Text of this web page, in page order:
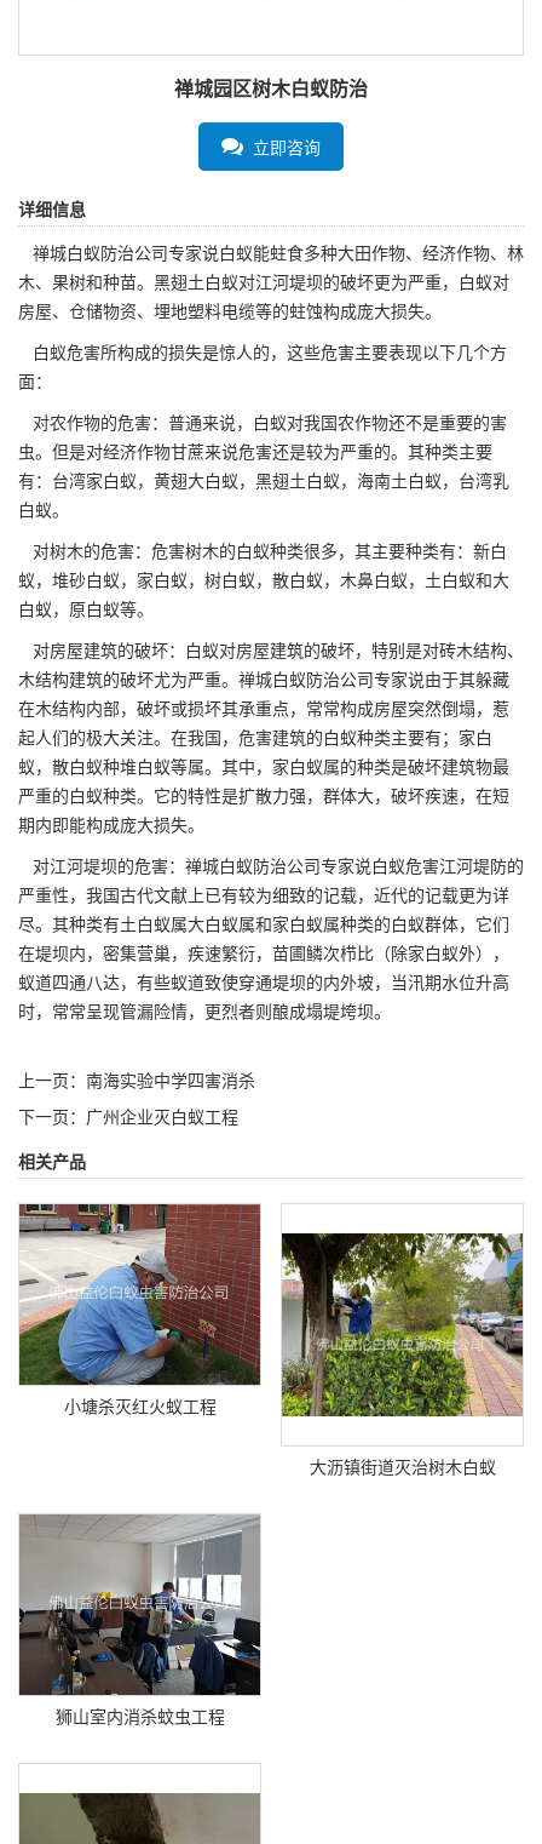
禅城园区树木白蚁防治
立即咨询
详细信息
禅城白蚁防治公司专家说白蚁能蛀食多种大田作物、经济作物、林
木、果树和种苗。黑翅土白蚁对江河堤坝的破坏更为严重，白蚁对
房屋、仓储物资、埋地塑料电缆等的蛀蚀构成庞大损失。
白蚁危害所构成的损失是惊人的，这些危害主要表现以下几个方
面：
对农作物的危害：普通来说，白蚁对我国农作物还不是重要的害
虫。但是对经济作物甘蔗来说危害还是较为严重的。其种类主要
有：台湾家白蚁，黄翅大白蚁，黑翅土白蚁，海南土白蚁，台湾乳
白蚁。
对树木的危害：危害树木的白蚁种类很多，其主要种类有：新白
蚁，堆砂白蚁，家白蚁，树白蚁，散白蚁，木鼻白蚁，土白蚁和大
白蚁，原白蚁等。
对房屋建筑的破坏：白蚁对房屋建筑的破坏，特别是对砖木结构、
木结构建筑的破坏尤为严重。禅城白蚁防治公司专家说由于其躲藏
在木结构内部，破坏或损坏其承重点，常常构成房屋突然倒塌，惹
起人们的极大关注。在我国，危害建筑的白蚁种类主要有；家白
蚁，散白蚁种堆白蚁等属。其中，家白蚁属的种类是破坏建筑物最
严重的白蚁种类。它的特性是扩散力强，群体大，破坏疾速，在短
期内即能构成庞大损失。
对江河堤坝的危害：禅城白蚁防治公司专家说白蚁危害江河堤防的
严重性，我国古代文献上已有较为细致的记载，近代的记载更为详
尽。其种类有土白蚁属大白蚁属和家白蚁属种类的白蚁群体，它们
在堤坝内，密集营巢，疾速繁衍，苗圃鳞次栉比（除家白蚁外），
蚁道四通八达，有些蚁道致使穿通堤坝的内外坡，当汛期水位升高
时，常常呈现管漏险情，更烈者则酿成塌堤垮坝。
上一页： 南海实验中学四害消杀
下一页： 广州企业灭白蚁工程
相关产品
小塘杀灭红火蚁工程
大沥镇街道灭治树木白蚁
狮山室内消杀蚊虫工程